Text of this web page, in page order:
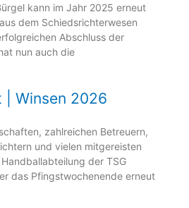
kann im Jahr 2025 erneut
dem Schiedsrichterwesen
Abschluss der
nun auch die
| Winsen 2026
zahlreichen Betreuern,
und vielen mitgereisten
der TSG
das Pfingstwochenende erneut